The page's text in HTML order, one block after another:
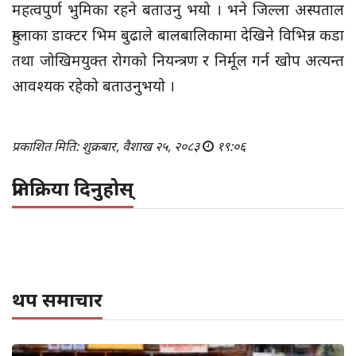
महत्वपुर्ण भुमिका रहने बताउनु भयो । भने जिल्ला अस्पताल
हुम्लाका डाक्टर भिम बुढाले बालबालिकामा देखिने विभिन्न कडा
तथा जोखिमयुक्त रोगको नियन्त्रण र निर्मूल गर्न खोप अत्यन्त
आवश्यक रहेको बताउनुभयो ।
प्रकाशित मिति: शुक्रबार, वैशाख २५, २०८३ १९:०६
प्रतिक्रिया दिनुहोस्
थप समाचार